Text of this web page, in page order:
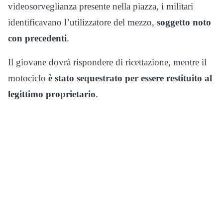
videosorveglianza presente nella piazza, i militari
identificavano l’utilizzatore del mezzo, soggetto noto
con precedenti.
Il giovane dovrà rispondere di ricettazione, mentre il
motociclo è stato sequestrato per essere restituito al
legittimo proprietario.